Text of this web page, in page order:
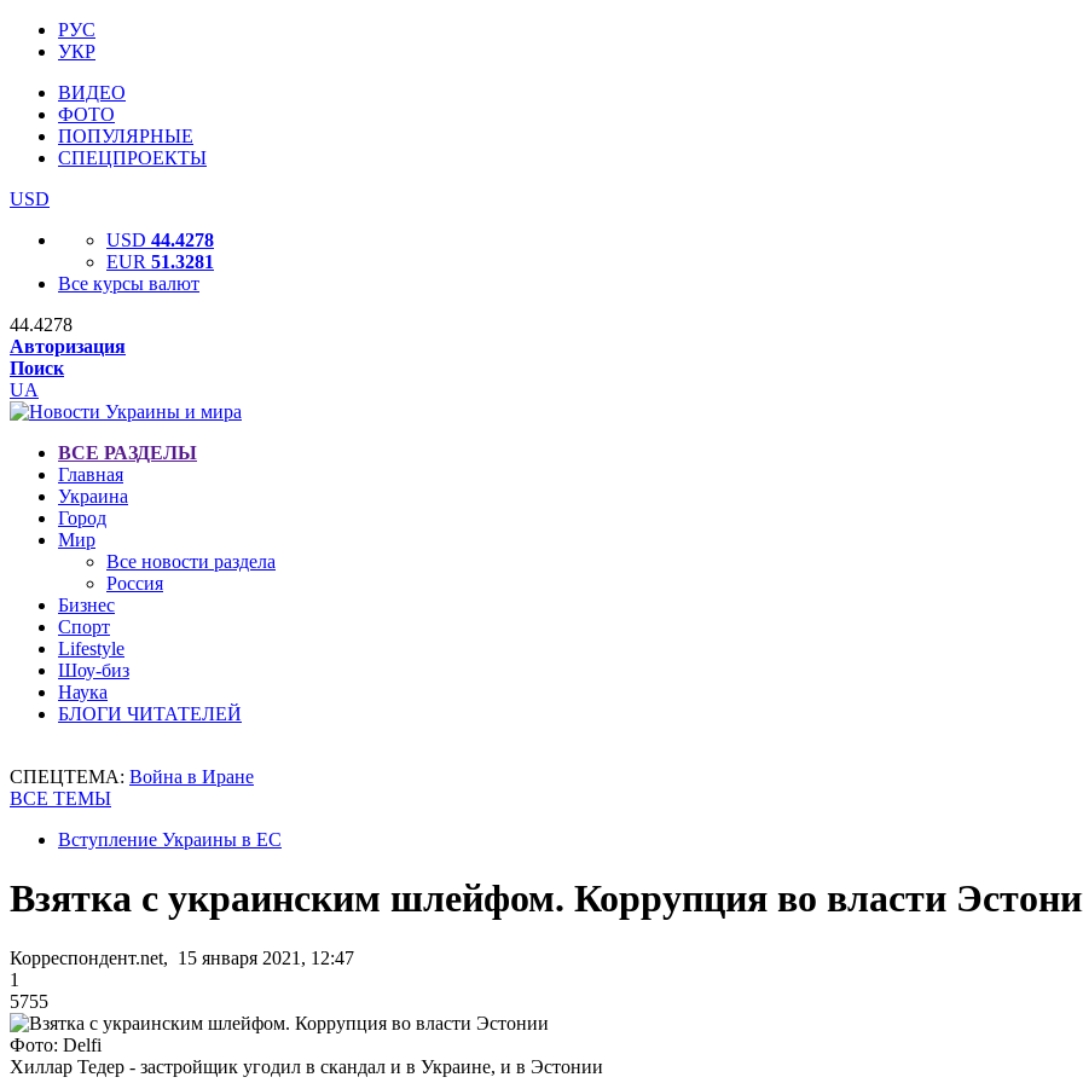
РУС
УКР
ВИДЕО
ФОТО
ПОПУЛЯРНЫЕ
СПЕЦПРОЕКТЫ
USD
USD 44.4278
EUR 51.3281
Все курсы валют
44.4278
Авторизация
Поиск
UA
ВСЕ РАЗДЕЛЫ
Главная
Украина
Город
Мир
Все новости раздела
Россия
Бизнес
Спорт
Lifestyle
Шоу-биз
Наука
БЛОГИ ЧИТАТЕЛЕЙ
СПЕЦТЕМА: Война в Иране
ВСЕ ТЕМЫ
Вступление Украины в ЕС
Взятка с украинским шлейфом. Коррупция во власти
Корреспондент.net, 15 января 2021, 12:47
1
5755
Фото: Delfi
Хиллар Тедер - застройщик угодил в скандал и в Украине, и в Эстонии